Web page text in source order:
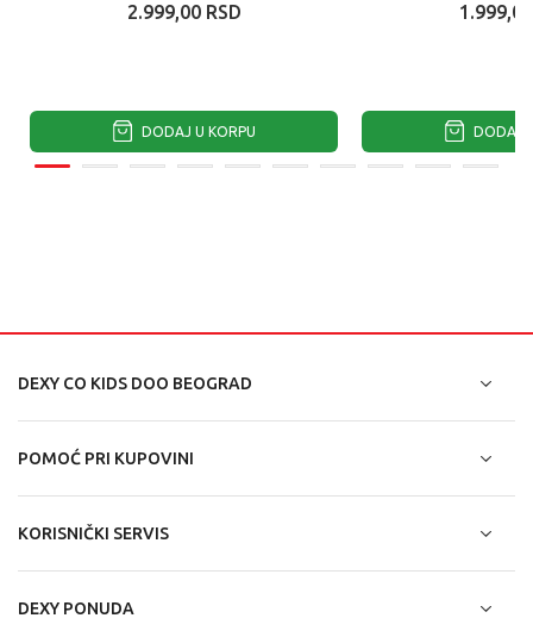
2.999,00 RSD
DODAJ U KORPU
1.999,00
DODAJ
DEXY CO KIDS DOO BEOGRAD
POMOĆ PRI KUPOVINI
KORISNIČKI SERVIS
DEXY PONUDA